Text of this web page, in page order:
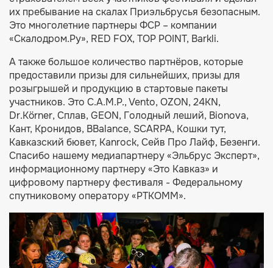
их пребывание на скалах Приэльбрусья безопасным.
Это многолетние партнеры ФСР – компании
«Скалодром.Ру», RED FOX, TOP POINT, Barkli.
А также большое количество партнёров, которые
предоставили призы для сильнейших, призы для
розыгрышей и продукцию в стартовые пакеты
участников. Это C.A.M.P., Vento, OZON, 24KN,
Dr.Körner, Сплав, GEON, Голодный леший, Bionova,
Кант, Кронидов, BBalance, SCARPA, Кошки тут,
Кавказский бювет, Kanrock, Сейв Про Лайф, Безенги.
Спасибо нашему медиапартнеру «Эльбрус Эксперт»,
информационному партнеру «Это Кавказ» и
цифровому партнеру фестиваля - Федеральному
спутниковому оператору «РТКОММ».